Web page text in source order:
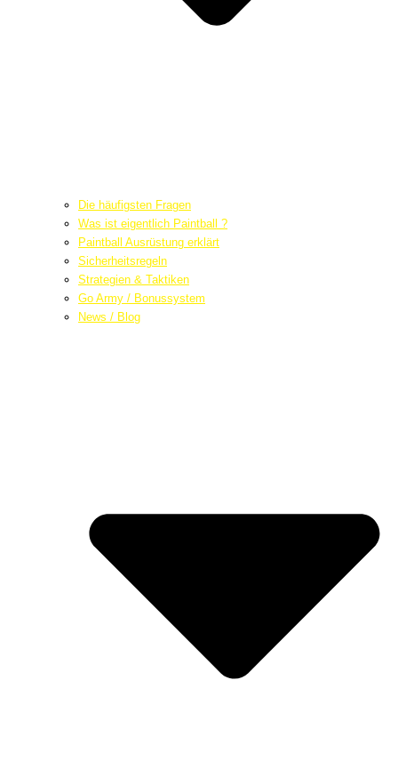
Die häufigsten Fragen
Was ist eigentlich Paintball ?
Paintball Ausrüstung erklärt
Sicherheitsregeln
Strategien & Taktiken
Go Army / Bonussystem
News / Blog